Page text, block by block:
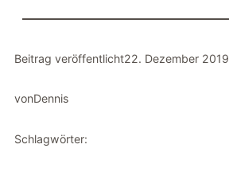
Beitrag veröffentlicht22. Dezember 2019
vonDennis
Schlagwörter: